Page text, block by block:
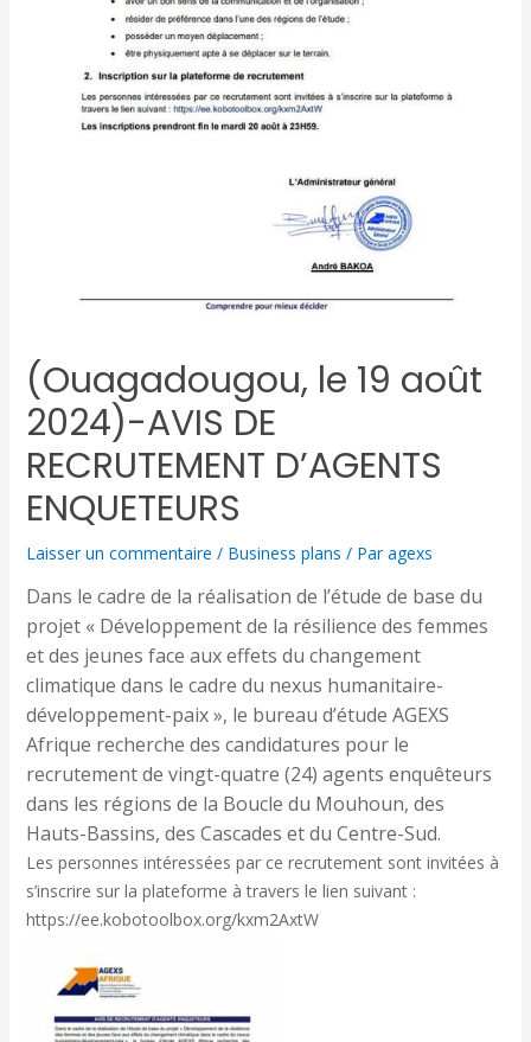
(Ouagadougou, le 19 août
2024)-AVIS DE
RECRUTEMENT D’AGENTS
ENQUETEURS
Laisser un commentaire / Business plans / Paragexs
Dans le cadre de la réalisation de l’étude de base du
projet « Développement de la résilience des femmes
et des jeunes face aux effets du changement
climatique dans le cadre du nexus humanitaire-
développement-paix », le bureau d’étude AGEXS
Afrique recherche des candidatures pour le
recrutement de vingt-quatre (24) agents enquêteurs
dans les régions de la Boucle du Mouhoun, des
Hauts-Bassins, des Cascades et du Centre-Sud.
Les personnes intéressées par ce recrutement sont invitées à
s’inscrire sur la plateforme à travers le lien suivant :
https://ee.kobotoolbox.org/kxm2AxtW